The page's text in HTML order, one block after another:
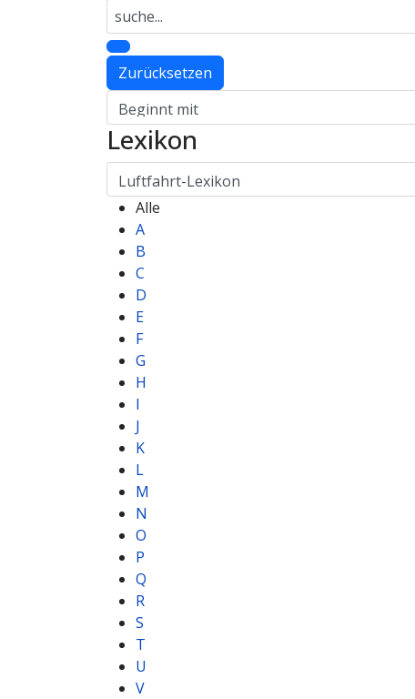
Lexikon
Alle
A
B
C
D
E
F
G
H
I
J
K
L
M
N
O
P
Q
R
S
T
U
V